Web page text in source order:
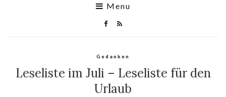
Menu
Gedanken
Leseliste im Juli – Leseliste für den
Urlaub